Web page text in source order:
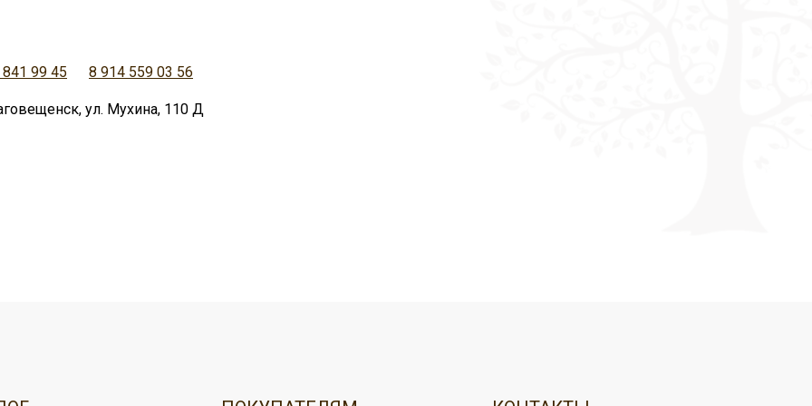
ул. Мухина, 110 Д
99 45 8 914 559 03 56